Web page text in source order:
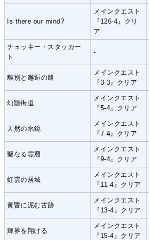
Is there our mind?
メインクエスト
『126-4』クリ
ア
チェッキー・スタッカー
ト
-
離別と邂逅の路
メインクエスト
『3-3』クリア
幻獣街道
メインクエスト
『5-4』クリア
天然の水鏡
メインクエスト
『7-4』クリア
聖なる霊廟
メインクエスト
『9-4』クリア
虹雲の居城
メインクエスト
『11-4』クリア
黄昏に泥む古跡
メインクエスト
『13-4』クリア
輝界を翔ける
メインクエスト
『15-4』クリア